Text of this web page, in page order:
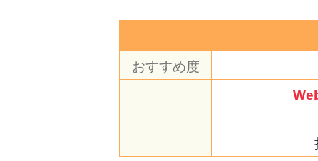
おすすめ度